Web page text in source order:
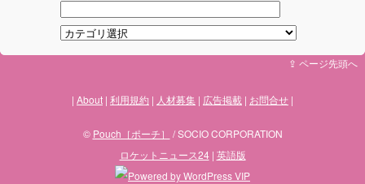
⇪ ページ先頭へ
About 利用規約 人材募集 広告掲載 お問合せ
© Pouch［ポーチ］
/ SOCIO CORPORATION
ロケットニュース24| 英語版